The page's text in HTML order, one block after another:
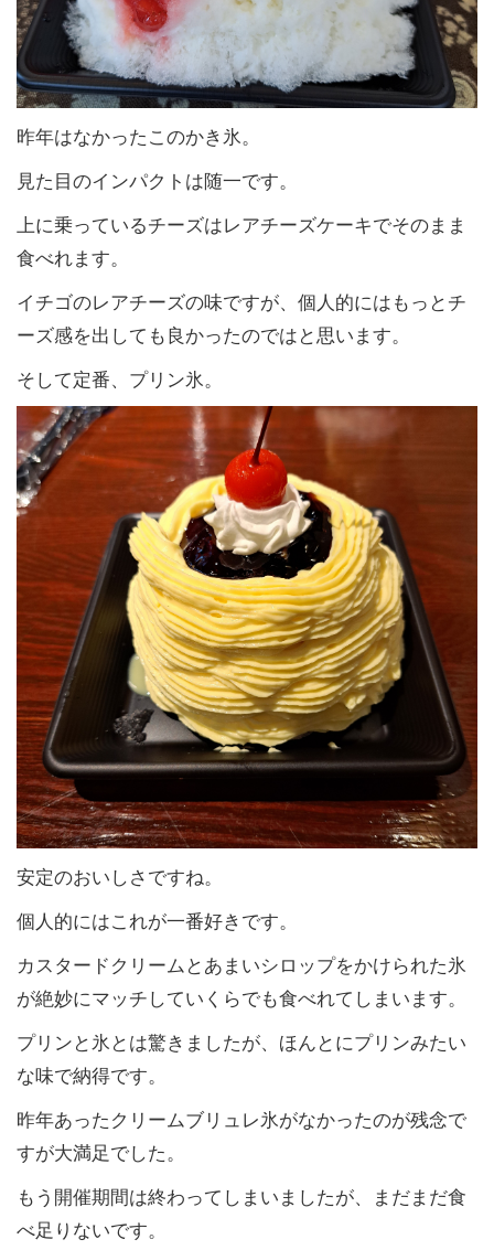
昨年はなかったこのかき氷。
見た目のインパクトは随一です。
上に乗っているチーズはレアチーズケーキでそのまま
食べれます。
イチゴのレアチーズの味ですが、個人的にはもっとチ
ーズ感を出しても良かったのではと思います。
そして定番、プリン氷。
安定のおいしさですね。
個人的にはこれが一番好きです。
カスタードクリームとあまいシロップをかけられた氷
が絶妙にマッチしていくらでも食べれてしまいます。
プリンと氷とは驚きましたが、ほんとにプリンみたい
な味で納得です。
昨年あったクリームブリュレ氷がなかったのが残念で
すが大満足でした。
もう開催期間は終わってしまいましたが、まだまだ食
べ足りないです。